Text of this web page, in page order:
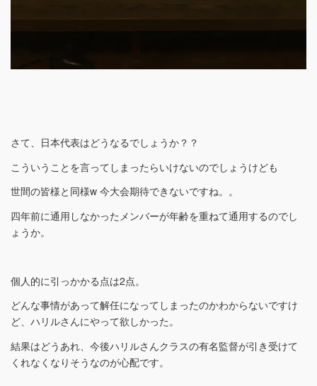
さて、日本代表はどうなるでしょうか？？
こういうことを言ってしまったらいけないのでしょうけども
世間の皆様と同様w 今大会期待できないですね。。
四年前に通用しなかったメンバーが年齢を重ねて通用するのでし
ょうか。
個人的に引っかかる点は2点。
どんな事情があって解任になってしまったのかわからないですけ
ど、ハリルさんにやって欲しかった。
結果はどうあれ、今後ハリルさんクラスの有名監督が引き受けて
くれなくなりそうなのが心配です。